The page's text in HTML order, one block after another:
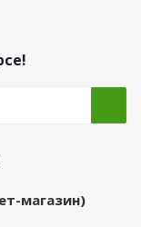
магазин)